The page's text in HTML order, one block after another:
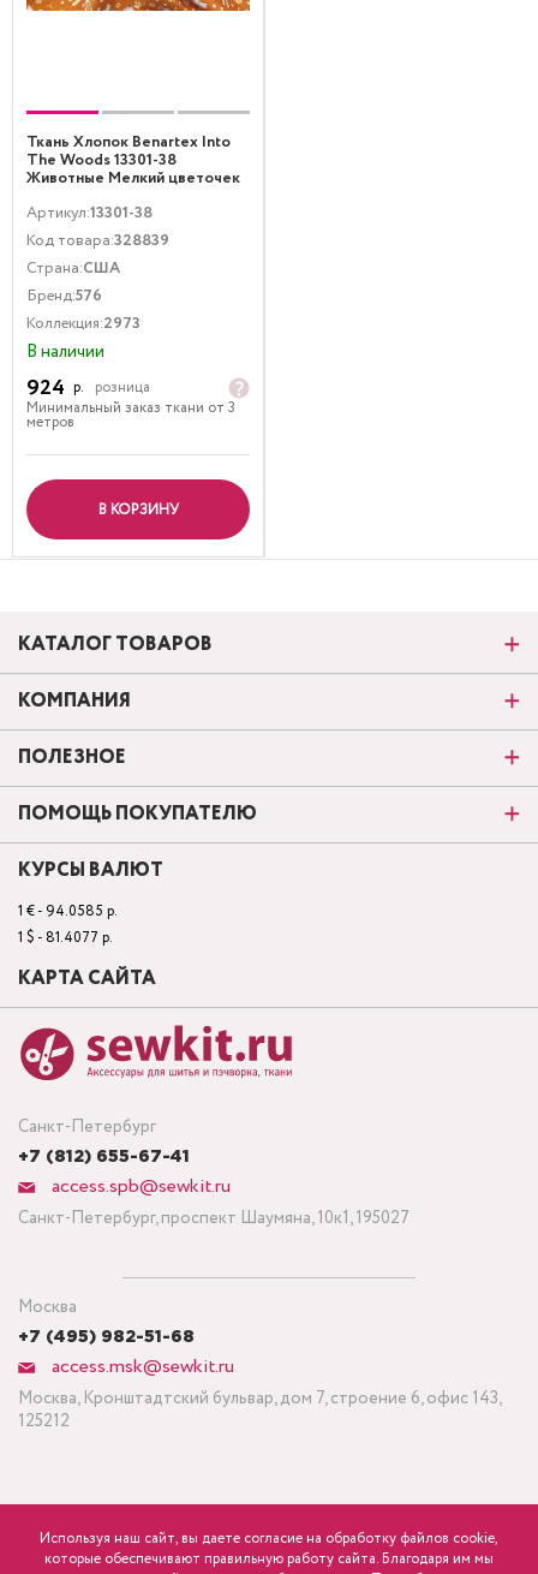
Ткань Хлопок Benartex Into
The Woods 13301-38
Животные Мелкий цветочек
Артикул:13301-38
Код товара:328839
Страна:США
Бренд:576
Коллекция:2973
В наличии
924 р.
розница
Минимальный заказ ткани от 3
метров
В КОРЗИНУ
Санкт-Петербург
+7 (812) 655-67-41
access.spb@sewkit.ru
Санкт-Петербург, проспект Шаумяна, 10к1, 195027
Москва
+7 (495) 982-51-68
access.msk@sewkit.ru
Москва, Кронштадтский бульвар, дом 7, строение 6, офис 143,
125212
КАТАЛОГ ТОВАРОВ
КОМПАНИЯ
ПОЛЕЗНОЕ
ПОМОЩЬ ПОКУПАТЕЛЮ
КУРСЫ ВАЛЮТ
1 € - 94.0585 р.
1 $ - 81.4077 р.
КАРТА САЙТА
ПОДПИСАТЬСЯ НА НОВОСТИ
Используя наш сайт, вы даете согласие на обработку файлов cookie,
которые обеспечивают правильную работу сайта. Благодаря им мы